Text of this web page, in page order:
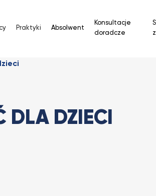
Praktyki Absolwent
Konsultacje
doradcze
DLA DZIECI